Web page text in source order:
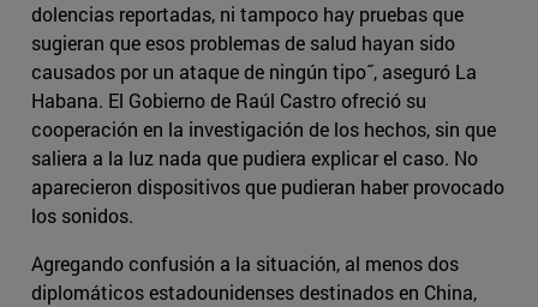
dolencias reportadas, ni tampoco hay pruebas que
sugieran que esos problemas de salud hayan sido
causados por un ataque de ningún tipo˝, aseguró La
Habana. El Gobierno de Raúl Castro ofreció su
cooperación en la investigación de los hechos, sin que
saliera a la luz nada que pudiera explicar el caso. No
aparecieron dispositivos que pudieran haber provocado
los sonidos.
Agregando confusión a la situación, al menos dos
diplomáticos estadounidenses destinados en China,